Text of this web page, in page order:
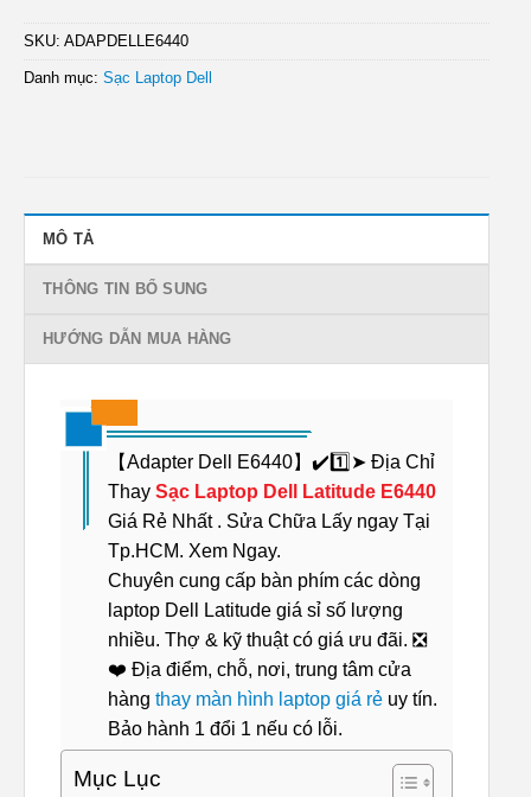
SKU: ADAPDELLE6440
Danh mục: Sạc Laptop Dell
MÔ TẢ
THÔNG TIN BỔ SUNG
HƯỚNG DẪN MUA HÀNG
【Adapter Dell E6440】✔️1️⃣➤ Địa Chỉ
Thay Sạc Laptop Dell Latitude E6440
Giá Rẻ Nhất . Sửa Chữa Lấy ngay Tại
Tp.HCM. Xem Ngay.
Chuyên cung cấp bàn phím các dòng
laptop Dell Latitude giá sỉ số lượng
nhiều. Thợ & kỹ thuật có giá ưu đãi. ❎
❤️ Địa điểm, chỗ, nơi, trung tâm cửa
hàng thay màn hình laptop giá rẻ uy tín.
Bảo hành 1 đổi 1 nếu có lỗi.
Mục Lục